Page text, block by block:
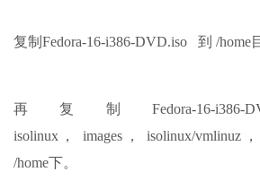
复制Fedora-16-i386-DVD.iso 到 /home
再复制Fedora-16-i386-
isolinux， images， isolinux/vmlinuz
/home下。